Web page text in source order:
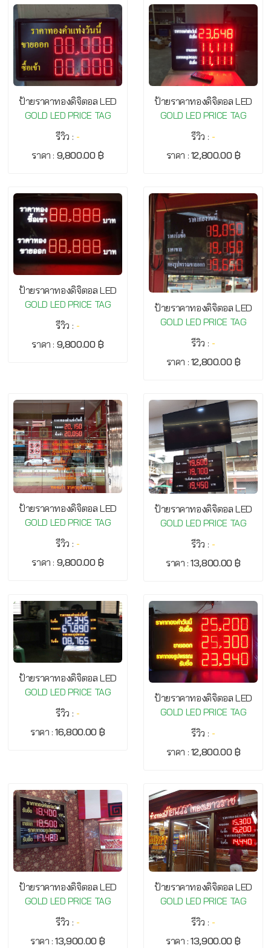
ป้ายราคาทองดิจิตอล LED
GOLD LED PRICE TAG
รีวิว : -
ราคา : 9,800.00 ฿
ป้ายราคาทองดิจิตอล LED
GOLD LED PRICE TAG
รีวิว : -
ราคา : 12,800.00 ฿
ป้ายราคาทองดิจิตอล LED
GOLD LED PRICE TAG
รีวิว : -
ราคา : 9,800.00 ฿
ป้ายราคาทองดิจิตอล LED
GOLD LED PRICE TAG
รีวิว : -
ราคา : 12,800.00 ฿
ป้ายราคาทองดิจิตอล LED
GOLD LED PRICE TAG
รีวิว : -
ราคา : 9,800.00 ฿
ป้ายราคาทองดิจิตอล LED
GOLD LED PRICE TAG
รีวิว : -
ราคา :13,800.00 ฿
ป้ายราคาทองดิจิตอล LED
GOLD LED PRICE TAG
รีวิว : -
ราคา :16,800.00 ฿
ป้ายราคาทองดิจิตอล LED
GOLD LED PRICE TAG
รีวิว : -
ราคา : 12,800.00 ฿
ป้ายราคาทองดิจิตอล LED
GOLD LED PRICE TAG
รีวิว : -
ราคา :13,900.00 ฿
ป้ายราคาทองดิจิตอล LED
GOLD LED PRICE TAG
รีวิว : -
ราคา :13,900.00 ฿